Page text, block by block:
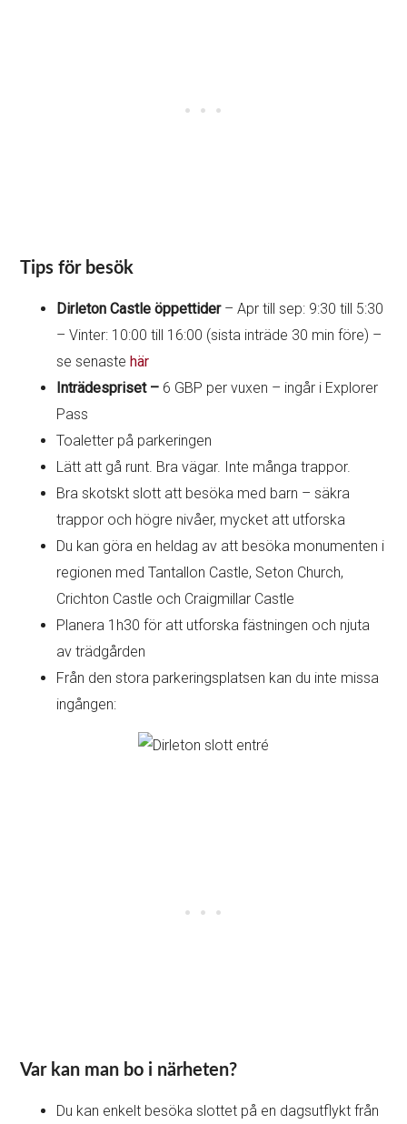
Tips för besök
Dirleton Castle öppettider– Apr till sep: 9:30 till 5:30
– Vinter: 10:00 till 16:00 (sista inträde 30 min före) –
se senastehär
Inträdespriset – 6 GBP per vuxen – ingår i Explorer
Pass
Toaletter på parkeringen
Lätt att gå runt. Bra vägar. Inte många trappor.
Bra skotskt slott att besöka med barn – säkra
trappor och högre nivåer, mycket att utforska
Du kan göra en heldag av att besöka monumenten i
regionen med Tantallon Castle, Seton Church,
Crichton Castle och Craigmillar Castle
Planera 1h30 för att utforska fästningen och njuta
av trädgården
Från den stora parkeringsplatsen kan du inte missa
ingången:
Var kan man bo i närheten?
Du kan enkelt besöka slottet på en dagsutflykt från